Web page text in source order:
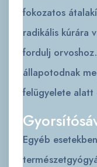
fokozatos
radikális kúrára
fordulj
állapotodnak
felügyelete alatt
Egyéb